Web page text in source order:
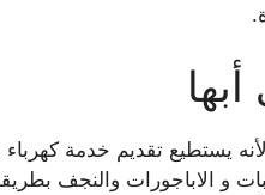
يستطيع تقديم خدمة
و الاباجورات والنجف